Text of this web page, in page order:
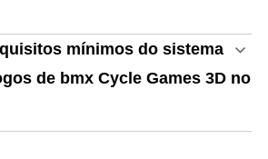
mínimos do sistema
de bmx Cycle Games 3D no